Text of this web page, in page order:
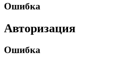
Ошибка
Авторизация
Ошибка